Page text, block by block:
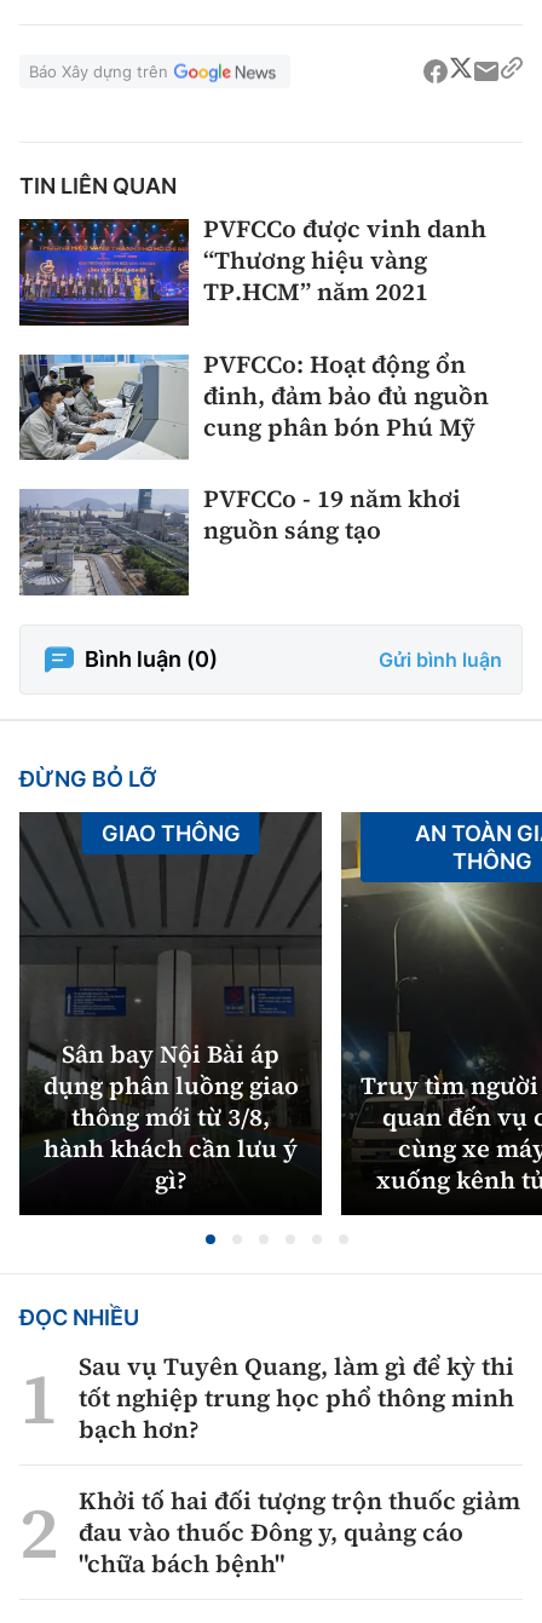
Báo Xây dựng trên
TIN LIÊN QUAN
PVFCCo được vinh danh
“Thương hiệu vàng
TP.HCM” năm 2021
PVFCCo: Hoạt động ổn
đinh, đảm bảo đủ nguồn
cung phân bón Phú Mỹ
PVFCCo - 19 năm khơi
nguồn sáng tạo
Bình luận (0) Gửi bình luận
ĐỪNG BỎ LỠ
Sân bay Nội Bài áp
dụng phân luồng giao
thông mới từ 3/8,
hành khách cần lưu ý
gì?
GIAO THÔNG
Truy tìm
quan đến vụ
cùng xe
xuống kênh
AN TOÀN
THÔNG
ĐỌC NHIỀU
Sau vụ Tuyên Quang, làm gì để kỳ thi
tốt nghiệp trung học phổ thông minh
bạch hơn?
Khởi tố hai đối tượng trộn thuốc giảm
đau vào thuốc Đông y, quảng cáo
"chữa bách bệnh"